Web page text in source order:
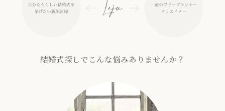
結婚式探しでこんな悩みありませんか？